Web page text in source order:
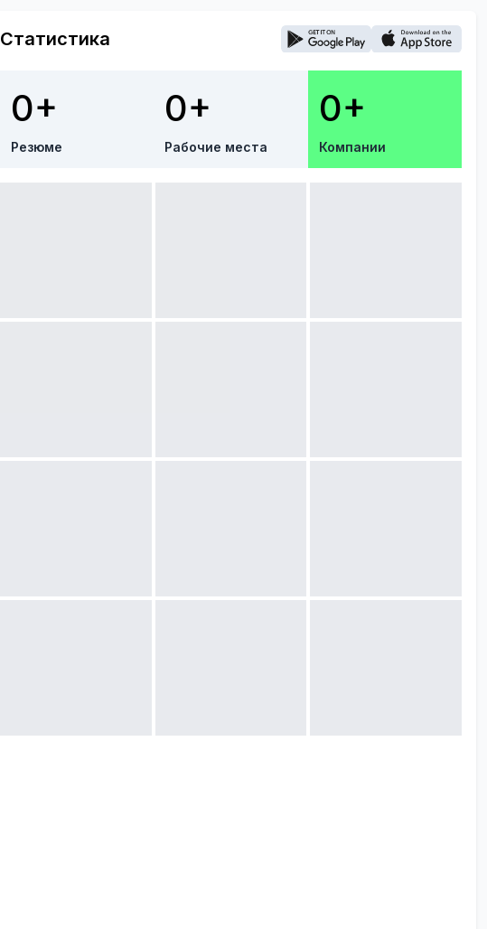
Статистика
0+
Резюме
0+
Рабочие места
0+
Компании